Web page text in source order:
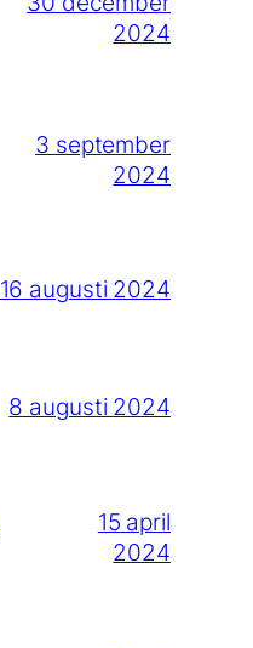
2024
3 september
2024
16 augusti 2024
8 augusti 2024
15 april
2024